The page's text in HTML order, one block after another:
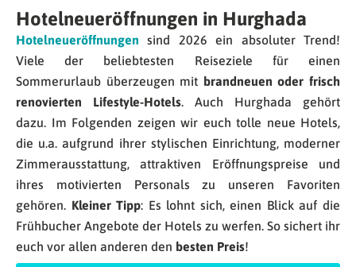
Hotelneueröffnungen in Hurghada
Hotelneueröffnungen sind 2026 ein absoluter Trend!
Viele der beliebtesten Reiseziele für einen
Sommerurlaub überzeugen mit brandneuen oder frisch
renovierten Lifestyle-Hotels. Auch Hurghada gehört
dazu. Im Folgenden zeigen wir euch tolle neue Hotels,
die u.a. aufgrund ihrer stylischen Einrichtung, moderner
Zimmerausstattung, attraktiven Eröffnungspreise und
ihres motivierten Personals zu unseren Favoriten
gehören. Kleiner Tipp: Es lohnt sich, einen Blick auf die
Frühbucher Angebote der Hotels zu werfen. So sichert ihr
euch vor allen anderen den besten Preis!